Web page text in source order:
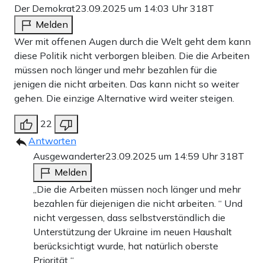
Der Demokrat23.09.2025 um 14:03 Uhr318T
Melden
Wer mit offenen Augen durch die Welt geht dem kann
diese Politik nicht verborgen bleiben. Die die Arbeiten
müssen noch länger und mehr bezahlen für die
jenigen die nicht arbeiten. Das kann nicht so weiter
gehen. Die einzige Alternative wird weiter steigen.
22
Antworten
Ausgewanderter23.09.2025 um 14:59 Uhr318T
Melden
„Die die Arbeiten müssen noch länger und mehr
bezahlen für diejenigen die nicht arbeiten. “ Und
nicht vergessen, dass selbstverständlich die
Unterstützung der Ukraine im neuen Haushalt
berücksichtigt wurde, hat natürlich oberste
Priorität “